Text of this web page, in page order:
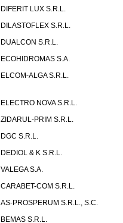
DIFERIT LUX S.R.L.
DILASTOFLEX S.R.L.
DUALCON S.R.L.
ECOHIDROMAS S.A.
ELCOM-ALGA S.R.L.
ELECTRO NOVA S.R.L.
ZIDARUL-PRIM S.R.L.
DGC S.R.L.
DEDIOL & K S.R.L.
VALEGA S.A.
CARABET-COM S.R.L.
AS-PROSPERUM S.R.L., S.C.
BEMAS S.R.L.